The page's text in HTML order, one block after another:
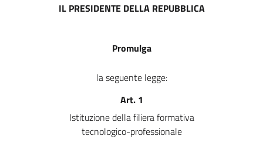
IL PRESIDENTE DELLA REPUBBLICA
Promulga
la seguente legge:
Art. 1
Istituzione della filiera formativa
tecnologico-professionale